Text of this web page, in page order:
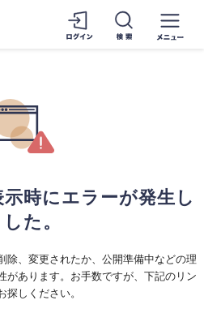
時にエラーが発生し
た。
除、変更されたか、公開準備中などの理
があります。お手数ですが、下記のリン
探しください。